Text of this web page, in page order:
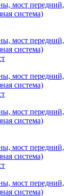
мост передний,
система)
мост передний,
система)
мост передний,
система)
мост передний,
система)
мост передний,
система)
мост передний,
система)